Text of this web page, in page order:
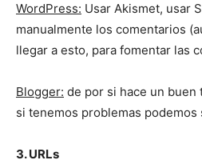
WordPress: Usar Akismet, usar
manualmente los comentarios
llegar a esto, para fomentar las
Blogger: de por si hace un
si tenemos problemas
3. URLs